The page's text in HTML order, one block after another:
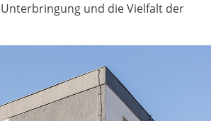
und die Vielfalt der